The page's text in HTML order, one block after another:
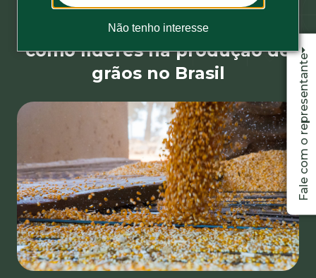
Não tenho interesse
Levantamento realizado pela
Conab mostra soja e milho
como líderes na produção de
grãos no Brasil
Fale com o representante